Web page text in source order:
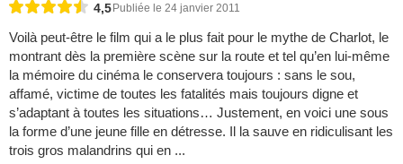
4,5 Publiée le 24 janvier 2011
Voilà peut-être le film qui a le plus fait pour le mythe de Charlot, le
montrant dès la première scène sur la route et tel qu’en lui-même
la mémoire du cinéma le conservera toujours : sans le sou,
affamé, victime de toutes les fatalités mais toujours digne et
s’adaptant à toutes les situations… Justement, en voici une sous
la forme d’une jeune fille en détresse. Il la sauve en ridiculisant les
trois gros malandrins qui en ...